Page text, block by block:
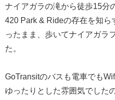
ナイアガラの滝から徒歩15分
420 Park & Rideの存在を知
ったまま、歩いてナイアガラ
た。
GoTransitのバスも電車でも
ゆったりとした雰囲気でした